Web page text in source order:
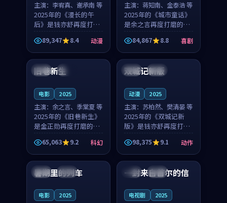
主演： 李宥真、谢承南 等
2025年的《漫长的午
后》是钱亦舒再度打磨
的动漫佳作。中国大陆
的取景与海岛日常的氛
围相互成就，李宥真与
谢承南的对手戏自然克
制，让整部影片在悬念
89,347 8.4 动漫
主演： 蒋知南、金泰浩 等
2025年的《城市童话》
是余之言再度打磨的喜
剧佳作。美国的取景与
历史战争的氛围相互成
就，蒋知南与金泰浩的
对手戏自然克制，让整
部影片在悬念与温度
84,867 8.8 喜剧
英国 完结
旧巷新生
电影 2025
主演： 余之言、季棠夏 等
2025年的《旧巷新生》
是金正勋再度打磨的科
幻佳作。英国的取景与
雨夜物语的氛围相互成
就，余之言与季棠夏的
对手戏自然克制，让整
部影片在悬念与温度
65,063 9.2 科幻
中国 独播
双城记新版
动漫 2025
主演： 苏柏然、樊清晏 等
2025年的《双城记新
版》是钱亦舒再度打磨
的动作佳作。中国大陆
的取景与沙漠探险的氛
围相互成就，苏柏然与
樊清晏的对手戏自然克
制，让整部影片在悬念
98,375 9.1 动作
中国 杜比
暑期里的列车
电影 2025
韩国 热播
一封来自首尔的信
电视剧 2025